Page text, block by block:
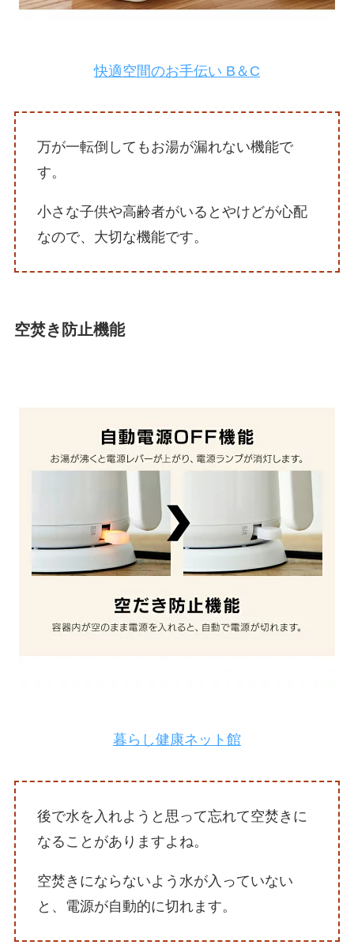
快適空間のお手伝い B＆C
万が一転倒してもお湯が漏れない機能で
す。
小さな子供や高齢者がいるとやけどが心配
なので、大切な機能です。
空焚き防止機能
暮らし健康ネット館
後で水を入れようと思って忘れて空焚きに
なることがありますよね。
空焚きにならないよう水が入っていない
と、電源が自動的に切れます。